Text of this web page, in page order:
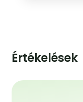
Értékelések